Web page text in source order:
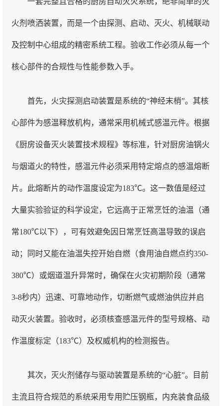
火剂喷洒装置，而是一个由探测、启动、灭火、机械联动
及控制中心组成的精密系统工程。验收工作必须从每一个
核心部件的合规性与性能参数入手。
首先，火灾探测启动装置是系统的“神经末梢”。其核
心部件为感温释放机构，通常采用机械式感温元件。根据
《厨房设备灭火装置技术规程》等标准，针对厨房油锅火
与烟道火的特性，感温元件必须采用特定熔点的感温熔断
片。此熔断片的动作温度设定为183℃。这一数值是经过
大量实验验证的科学设定，它远高于正常烹饪的油温（通
常180℃以下），可有效避免因日常烹饪高温导致的误启
动；同时又能在油温失控开始自燃（食用油自燃点约350-
380℃）或烟道温升异常时，确保在火灾初期阶段（通常
3-8秒内）迅速、可靠地动作，切断燃气或燃油供应并启
动灭火装置。验收时，必须核查感温元件的型号规格、动
作温度标定（183℃）及权威机构的检测报告。
其次，灭火剂储存与驱动装置是系统的“心脏”。目前
主流且符合规范的系统采用专用贮压钢瓶，内充装食品级